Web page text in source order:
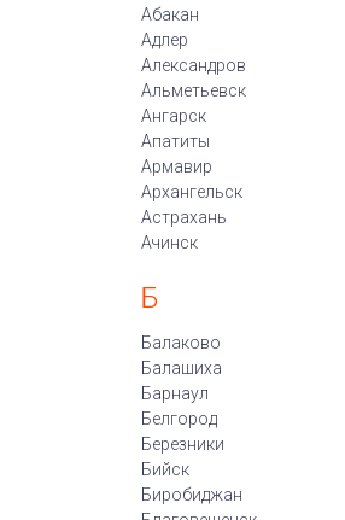
Абакан
Адлер
Александров
Альметьевск
Ангарск
Апатиты
Армавир
Архангельск
Астрахань
Ачинск
Б
Балаково
Балашиха
Барнаул
Белгород
Березники
Бийск
Биробиджан